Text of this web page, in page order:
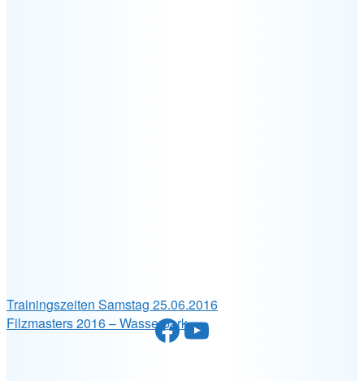
Trainingszeiten Samstag 25.06.2016
Filzmasters 2016 – WasserparkFacebook
YouTube